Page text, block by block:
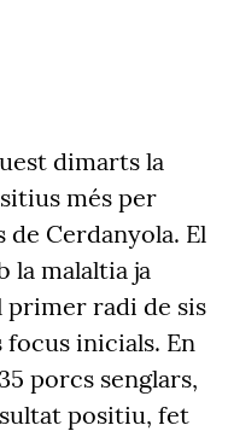
dimarts la
més per
Cerdanyola. El
la malaltia ja
primer radi de sis
inicials. En
porcs senglars,
positiu, fet